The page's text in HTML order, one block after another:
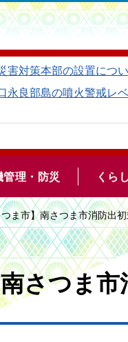
害対策本部の設置につ
永良部島の噴火警戒レ
管理・防災 くら
ま市】南さつま市消防出
さつま市